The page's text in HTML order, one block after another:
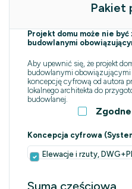
Pakiet
Projekt domu może nie być
budowlanymi
Aby upewnić się, że projekt
budowlanymi
koncepcję cyfrową od autora
lokalnego architekta do
budowlanej.
Koncepcja cyfrowa
Elewacje i rzuty,
Suma częściowa